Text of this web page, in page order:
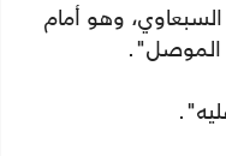
وهو أمام
الموصل".